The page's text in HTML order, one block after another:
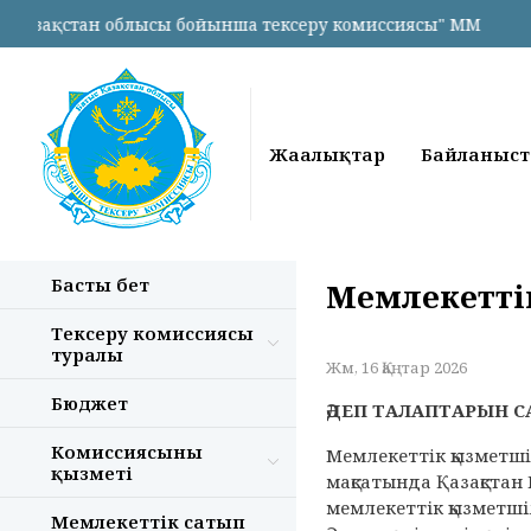
облысы бойынша тексеру комиссиясы" ММ
Жаңалықтар
Басты бет
Тексеру комиссиясы
туралы
Бюджет
Комиссиясының
қызметі
Мемлекеттік сатып
Жм, 16 Қаңтар 2026
ӘДЕП ТАЛАПТАРЫН
Мемлекеттiк
мақсатында
мемлекеттік